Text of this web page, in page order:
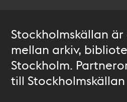
Stockholmskällan
mellan arkiv,
Stockholm.
till